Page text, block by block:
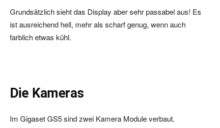
Grundsätzlich sieht das Display aber sehr passabel aus! Es
ist ausreichend hell, mehr als scharf genug, wenn auch
farblich etwas kühl.
Die Kameras
Im Gigaset GS5 sind zwei Kamera Module verbaut.